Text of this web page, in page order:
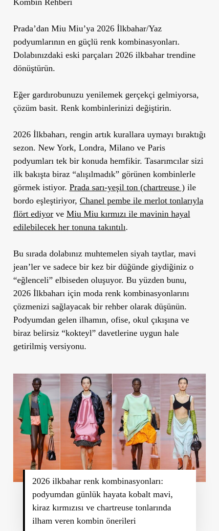
Prada’dan Miu Miu’ya 2026 İlkbahar/Yaz
podyumlarının en güçlü renk kombinasyonları.
Dolabınızdaki eski parçaları 2026 ilkbahar trendine
dönüştürün.
Eğer gardırobunuzu yenilemek gerçekçi gelmiyorsa,
çözüm basit. Renk kombinlerinizi değiştirin.
2026 İlkbaharı, rengin artık kurallara uymayı bıraktığı
sezon. New York, Londra, Milano ve Paris
podyumları tek bir konuda hemfikir. Tasarımcılar sizi
ilk bakışta biraz “alışılmadık” görünen kombinlerle
görmek istiyor. Prada sarı-yeşil ton (chartreuse )ile
bordo eşleştiriyor, Chanel pembe ile merlot tonlarıyla
flört ediyorve Miu Miu kırmızı ile mavinin hayal
edilebilecek her tonuna takıntılı.
Bu sırada dolabınız muhtemelen siyah taytlar, mavi
jean’ler ve sadece bir kez bir düğünde giydiğiniz o
“eğlenceli” elbiseden oluşuyor. Bu yüzden bunu,
2026 İlkbaharı için moda renk kombinasyonlarını
çözmenizi sağlayacak bir rehber olarak düşünün.
Podyumdan gelen ilhamın, ofise, okul çıkışına ve
biraz belirsiz “kokteyl” davetlerine uygun hale
getirilmiş versiyonu.
2026 ilkbahar renk kombinasyonları:
podyumdan günlük hayata kobalt mavi,
kiraz kırmızısı ve chartreuse tonlarında
ilham veren kombin önerileri